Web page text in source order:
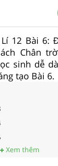
12 Bài 6:
Chân
sinh dễ
tạo Bài 6.
Xem thêm